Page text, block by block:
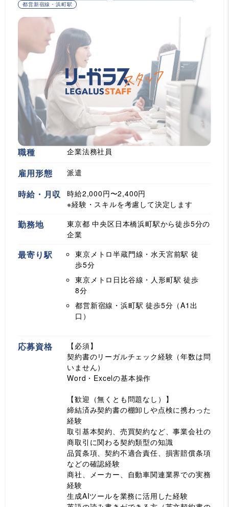
都営新宿線・浜町駅
職種 企業法務社員
雇用形態 派遣
時給・月収
時給2,000円〜2,400円
※経験・スキルを考慮して決定します
勤務地
東京都 中央区日本橋浜町駅から徒歩5分の
企業
最寄り駅 東京メトロ半蔵門線・水天宮前駅 徒
歩5分
東京メトロ日比谷線・人形町駅 徒歩
8分
都営新宿線・浜町駅 徒歩5分（A1出
口）
応募資格
【必須】
契約書のリーガルチェック経験（年数は問
いません）
Word・Excelの基本操作
【歓迎（無くとも問題なし）】
締結済み契約書の棚卸しや点検に携わった
経験
取引基本契約、売買契約など、事業会社の
商取引に関わる契約類型の知識
品質条項、契約不適合責任、損害賠償条項
などの確認経験
商社、メーカー、自動車関連業界での実務
経験
生成AIツールを業務に活用した経験